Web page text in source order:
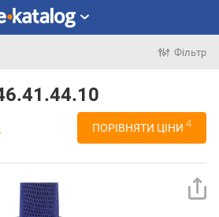
Фільтр
ПОРІВНЯТИ ЦІНИ 4